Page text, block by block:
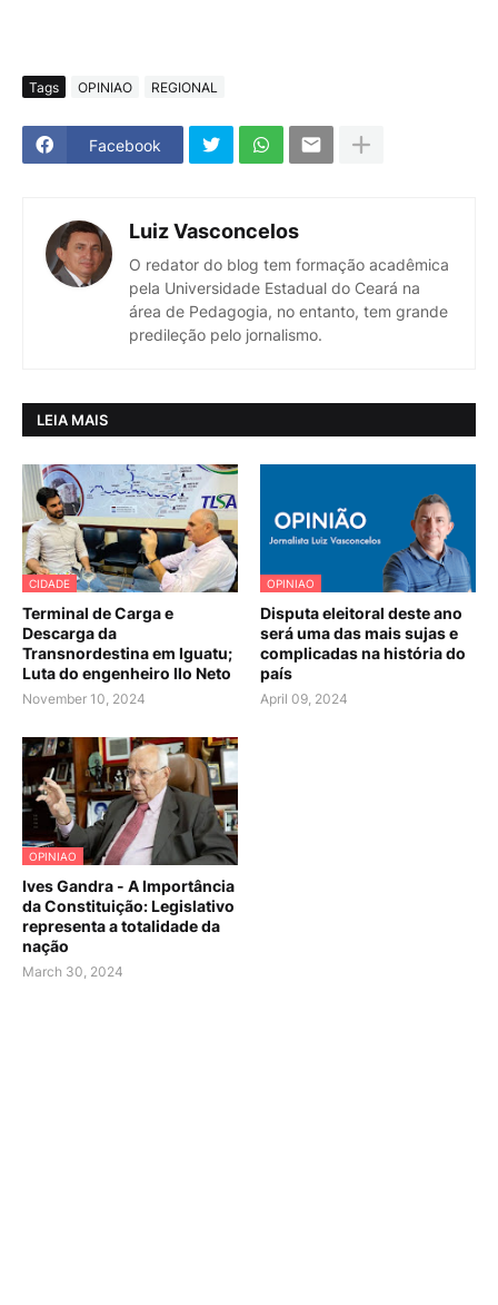
Tags OPINIAO REGIONAL
Facebook
Luiz Vasconcelos
O redator do blog tem formação acadêmica
pela Universidade Estadual do Ceará na
área de Pedagogia, no entanto, tem grande
predileção pelo jornalismo.
LEIA MAIS
CIDADE
Terminal de Carga e
Descarga da
Transnordestina em Iguatu;
Luta do engenheiro Ilo Neto
November 10, 2024
OPINIAO
Disputa eleitoral deste ano
será uma das mais sujas e
complicadas na história do
país
April 09, 2024
OPINIAO
Ives Gandra - A Importância
da Constituição: Legislativo
representa a totalidade da
nação
March 30, 2024